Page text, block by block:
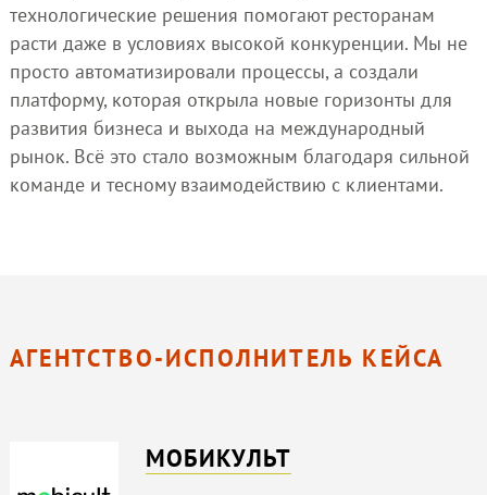
технологические решения помогают ресторанам
расти даже в условиях высокой конкуренции. Мы не
просто автоматизировали процессы, а создали
платформу, которая открыла новые горизонты для
развития бизнеса и выхода на международный
рынок. Всё это стало возможным благодаря сильной
команде и тесному взаимодействию с клиентами.
АГЕНТСТВО-ИСПОЛНИТЕЛЬ КЕЙСА
МОБИКУЛЬТ